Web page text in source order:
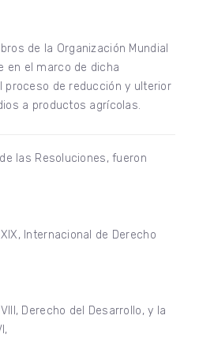
de la Organización Mundial
en el marco de dicha
proceso de reducción y ulterior
a productos agrícolas.
las Resoluciones, fueron
Internacional de Derecho
Derecho del Desarrollo, y la